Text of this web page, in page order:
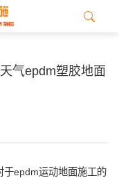
气epdm塑胶地面
于epdm运动地面施工的